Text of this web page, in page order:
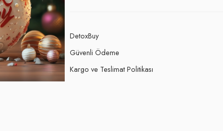
DetoxBuy
Güvenli Ödeme
Kargo ve Teslimat Politikası